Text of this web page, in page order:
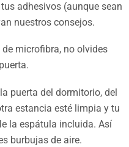
adhesivos (aunque sean
nuestros consejos.
microfibra, no olvides
puerta del dormitorio, del
estancia esté limpia y tu
la espátula incluida. Así
burbujas de aire.